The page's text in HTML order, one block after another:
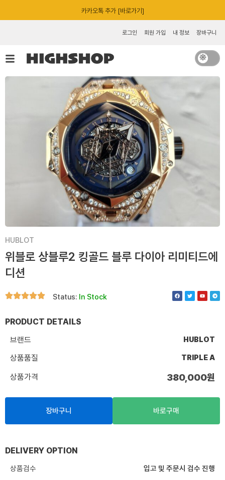
건
너
뛰
카카오톡 추가 [바로가기]
로그인 회원 가입 내 정보 장바구니
HUBLOT
위블로 상블루2 킹골드 블루 다이아 리미티드에
디션
Status: In Stock
F
a
c
T
w
i
Y
o
u
T
e
l
PRODUCT DETAILS
브랜드
HUBLOT
상품품질 TRIPLE A
상품가격 380,000원
장바구니 바로구매
DELIVERY OPTION
상품검수
입고 및 주문시 검수 진행